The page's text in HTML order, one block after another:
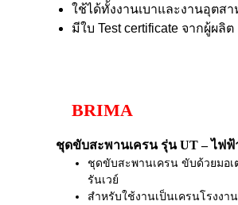
ใช้ได้ทั้งงานเบาและงานอุตสา
มีใบ Test certificate จากผู้ผลิต
BRIMA
ชุดขับสะพานเครน รุ่น UT – ไฟฟ้
ชุดขับสะพานเครน ขับด้วยมอเ
รันเวย์
สำหรับใช้งานเป็นเครนโรงงา